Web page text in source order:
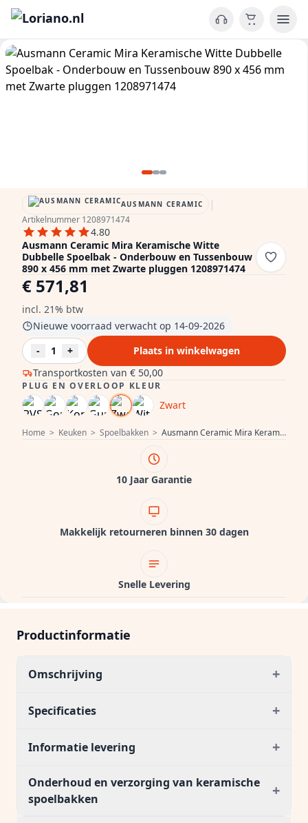
Home > Keuken > Spoelbakken > Ausmann Ceramic Mira Keramische Witte Dubbelle Spoelbak - Onderbouw en Tussenbouw 890 x 456 mm met Zwarte pluggen 1208971474
AUSMANN CERAMIC |
Artikelnummer 1208971474
4.80
Ausmann Ceramic Mira Keramische Witte
Dubbelle Spoelbak - Onderbouw en Tussenbouw
890 x 456 mm met Zwarte pluggen 1208971474
€ 571,81
incl. 21% btw
Transportkosten van € 50,00
Nieuwe voorraad verwacht op 14-09-2026
-
1 + Plaats in winkelwagen
PLUG EN OVERLOOP KLEUR
Zwart
10 Jaar Garantie
Makkelijk retourneren binnen 30 dagen
Snelle Levering
Productinformatie
Omschrijving +
Specificaties +
Informatie levering +
Onderhoud en verzorging van keramische
spoelbakken
+